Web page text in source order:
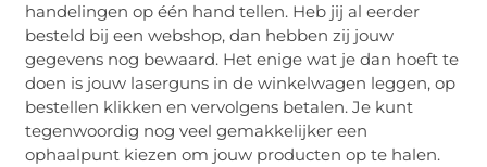
handelingen op één hand tellen. Heb jij al eerder
besteld bij een webshop, dan hebben zij jouw
gegevens nog bewaard. Het enige wat je dan hoeft te
doen is jouw laserguns in de winkelwagen leggen, op
bestellen klikken en vervolgens betalen. Je kunt
tegenwoordig nog veel gemakkelijker een
ophaalpunt kiezen om jouw producten op te halen.